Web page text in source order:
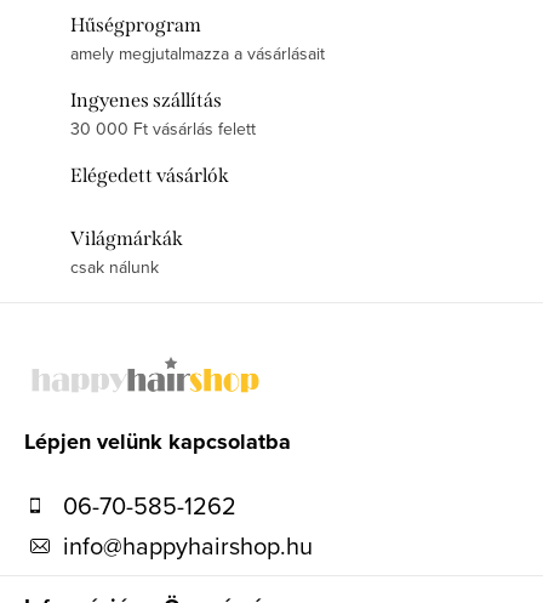
Hűségprogram
amely megjutalmazza a vásárlásait
Ingyenes szállítás
30 000 Ft vásárlás felett
Elégedett vásárlók
Világmárkák
csak nálunk
Lépjen velünk kapcsolatba
06-70-585-1262
info@happyhairshop.hu